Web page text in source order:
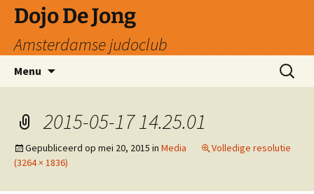
naar
inhoud
Dojo De Jong
Amsterdamse judoclub
Menu
Zoeken
naar:
2015-05-17 14.25.01
Gepubliceerd op mei 20, 2015 in Media
Volledige resolutie
(3264 × 1836)